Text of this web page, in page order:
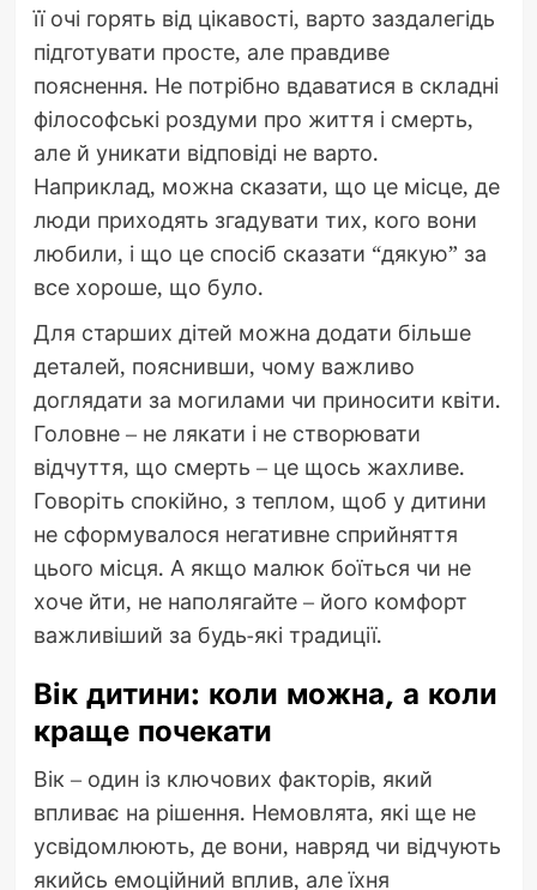
її очі горять від цікавості, варто заздалегідь
підготувати просте, але правдиве
пояснення. Не потрібно вдаватися в складні
філософські роздуми про життя і смерть,
але й уникати відповіді не варто.
Наприклад, можна сказати, що це місце, де
люди приходять згадувати тих, кого вони
любили, і що це спосіб сказати “дякую” за
все хороше, що було.
Для старших дітей можна додати більше
деталей, пояснивши, чому важливо
доглядати за могилами чи приносити квіти.
Головне – не лякати і не створювати
відчуття, що смерть – це щось жахливе.
Говоріть спокійно, з теплом, щоб у дитини
не сформувалося негативне сприйняття
цього місця. А якщо малюк боїться чи не
хоче йти, не наполягайте – його комфорт
важливіший за будь-які традиції.
Вік дитини: коли можна, а коли
краще почекати
Вік – один із ключових факторів, який
впливає на рішення. Немовлята, які ще не
усвідомлюють, де вони, навряд чи відчують
якийсь емоційний вплив, але їхня